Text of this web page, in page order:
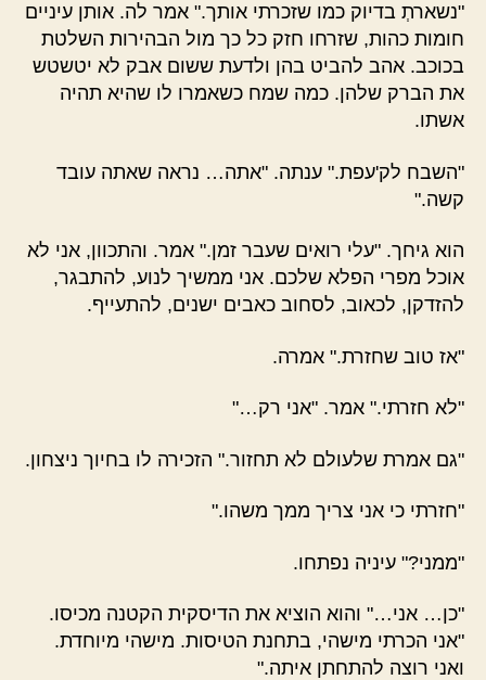
"נשארתְ בדיוק כמו שזכרתי אותך." אמר לה. אותן עיניים
חומות כהות, שזרחו חזק כל כך מול הבהירות השלטת
בכוכב. אהב להביט בהן ולדעת ששום אבק לא יטשטש
את הברק שלהן. כמה שמח כשאמרו לו שהיא תהיה
אשתו.
"השבח לק'עפת." ענתה. "אתה… נראה שאתה עובד
קשה."
הוא גיחך. "עלי רואים שעבר זמן." אמר. והתכוון, אני לא
אוכל מפרי הפלא שלכם. אני ממשיך לנוע, להתבגר,
להזדקן, לכאוב, לסחוב כאבים ישנים, להתעייף.
"אז טוב שחזרת." אמרה.
"לא חזרתי." אמר. "אני רק…"
"גם אמרת שלעולם לא תחזור." הזכירה לו בחיוך ניצחון.
"חזרתי כי אני צריך ממך משהו."
"ממני?" עיניה נפתחו.
"כן… אני…" והוא הוציא את הדיסקית הקטנה מכיסו.
"אני הכרתי מישהי, בתחנת הטיסות. מישהי מיוחדת.
ואני רוצה להתחתן איתה."